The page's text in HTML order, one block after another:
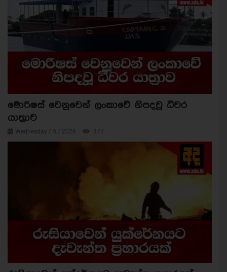
මොරිෂස් වෙනුවෙන් ලංකාවේ නිපදවූ ධීවර
යාත්‍රාව
Wednesday / 5 / 2026 377